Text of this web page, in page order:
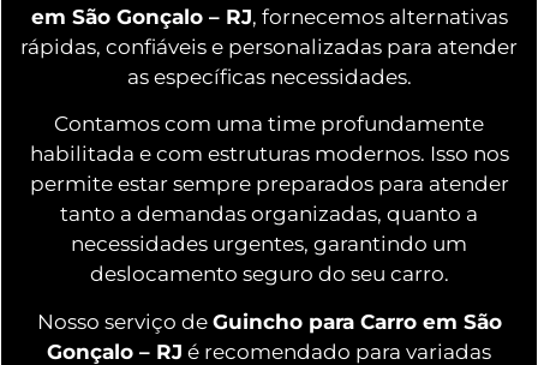
em São Gonçalo – RJ, fornecemos alternativas
rápidas, confiáveis e personalizadas para atender
as específicas necessidades.
Contamos com uma time profundamente
habilitada e com estruturas modernos. Isso nos
permite estar sempre preparados para atender
tanto a demandas organizadas, quanto a
necessidades urgentes, garantindo um
deslocamento seguro do seu carro.
Nosso serviço de Guincho para Carro em São
Gonçalo – RJ é recomendado para variadas